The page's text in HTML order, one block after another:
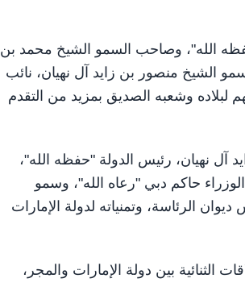
الله"، وصاحب السمو الشيخ محمد بن
الشيخ منصور بن زايد آل نهيان، نائب
لبلاده وشعبه الصديق بمزيد من التقدم
نهيان، رئيس الدولة "حفظه الله"،
حاكم دبي "رعاه الله"، وسمو
الرئاسة، وتمنياته لدولة الإمارات
الثنائية بين دولة الإمارات والمجر،